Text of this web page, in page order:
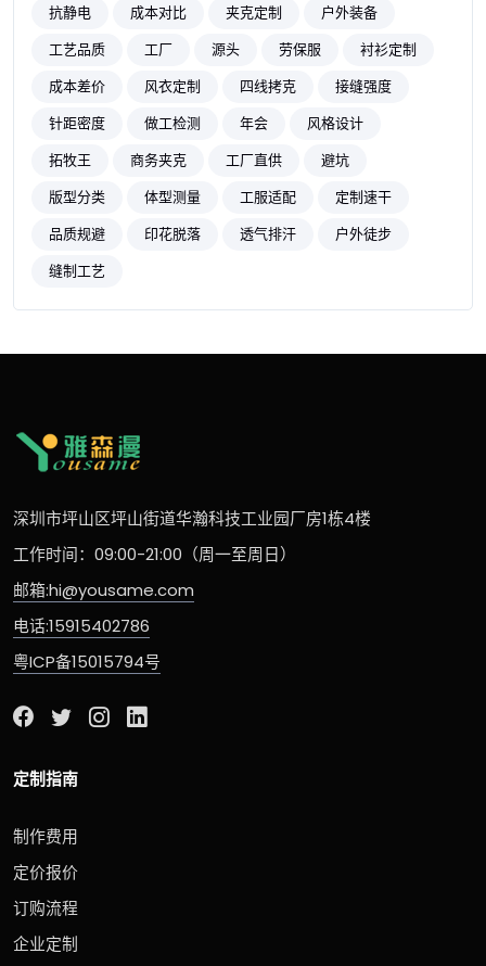
抗静电 成本对比 夹克定制
户外装备
工艺品质
工厂 源头 劳保服
衬衫定制
成本差价
风衣定制 四线拷克
接缝强度
针距密度
做工检测 年会
风格设计
拓牧王
商务夹克 工厂直供
避坑
版型分类
体型测量 工服适配
定制速干
品质规避
印花脱落 透气排汗
户外徒步
缝制工艺
深圳市坪山区坪山街道华瀚科技工业园厂房1栋4楼
工作时间：09:00-21:00（周一至周日）
邮箱:hi@yousame.com
电话:15915402786
粤ICP备15015794号
定制指南
制作费用
定价报价
订购流程
企业定制